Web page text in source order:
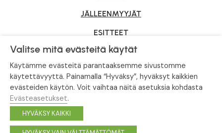
JÄLLEENMYYJÄT
ESITTEET
YRITYSMYYNTI
Tietosuojaseloste
© Tahvoset, All Rights Reserved.
Facebook
Valitse mitä evästeitä käytät
Käytämme evästeitä parantaaksemme sivustomme
käytettävyyttä. Painamalla “Hyväksy”, hyväksyt kaikkien
evästeiden käytön. Voit vaihtaa näitä asetuksia kohdasta
Evästeasetukset.
HYVÄKSY KAIKKI